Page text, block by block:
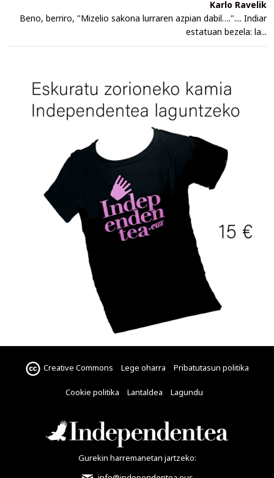
Karlo Ravelik
Beno, berriro, "Mizelio sakona lurraren azpian dabil….".... Indiar
estatuan bezela: la...
Creative Commons Lege oharra Pribatutasun politika
Cookie politika Lantaldea Lagundu
Gurekin harremanetan jartzeko: